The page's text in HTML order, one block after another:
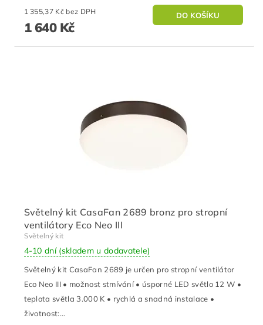
1 355,37 Kč bez DPH
1 640 Kč
Světelný kit CasaFan 2689 bronz pro stropní
ventilátory Eco Neo III
Světelný kit
4-10 dní (skladem u dodavatele)
Světelný kit CasaFan 2689 je určen pro stropní ventilátor
Eco Neo III • možnost stmívání • úsporné LED světlo 12 W •
teplota světla 3.000 K • rychlá a snadná instalace •
životnost:...